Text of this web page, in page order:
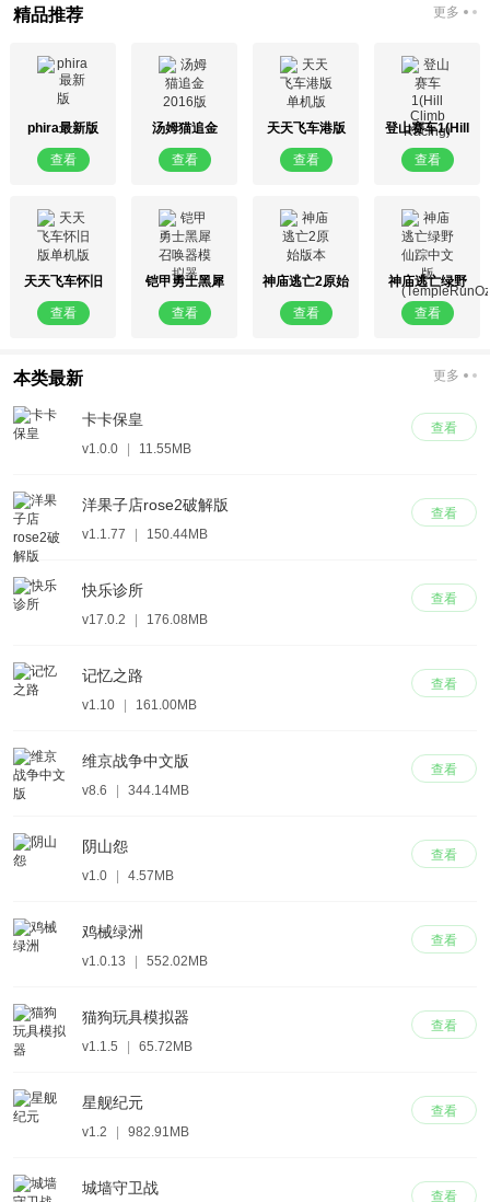
精品推荐 更多
phira最新版
查看
汤姆猫追金
2016版
查看
天天飞车港版
单机版
查看
登山赛车1(Hill
Climb Racing)
查看
天天飞车怀旧
版单机版
查看
铠甲勇士黑犀
召唤器模拟器
查看
神庙逃亡2原始
版本
查看
神庙逃亡绿野
仙踪中文版
(TempleRunOz)
查看
本类最新 更多
查看
卡卡保皇
v1.0.0 11.55MB
查看
洋果子店rose2破解版
v1.1.77 150.44MB
查看
快乐诊所
v17.0.2 176.08MB
查看
记忆之路
v1.10 161.00MB
查看
维京战争中文版
v8.6 344.14MB
查看
阴山怨
v1.0 4.57MB
查看
鸡械绿洲
v1.0.13 552.02MB
查看
猫狗玩具模拟器
v1.1.5 65.72MB
查看
星舰纪元
v1.2 982.91MB
查看
城墙守卫战